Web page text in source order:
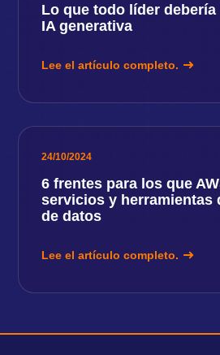
Lo que todo líder
IA generativa
Lee el artículo completo.
24/10/2024
6 frentes para los que
servicios y herramientas
de datos
Lee el artículo completo.